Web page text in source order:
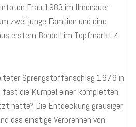
Frau 1983 im Ilmenauer
zwei junge Familien und eine
erstem Bordell im Topfmarkt 4
Sprengstoffanschlag 1979 in
fast die Kumpel einer kompletten
hätte? Die Entdeckung grausiger
das einstige Verbrennen von